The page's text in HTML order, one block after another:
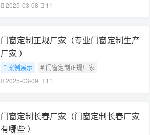
2025-03-08
11
门窗定制正规厂家（专业门窗定制生产
厂家 ）
案例展示
# 门窗定制正规厂家
2025-03-09
11
门窗定制长春厂家（门窗定制长春厂家
有哪些 ）